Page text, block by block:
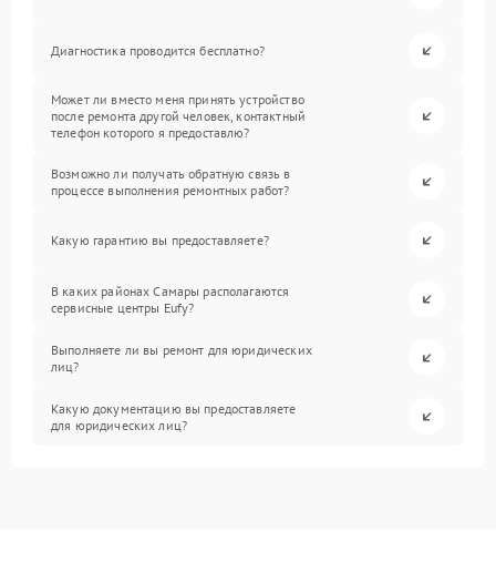
Диагностика проводится бесплатно?
Может ли вместо меня принять устройство
после ремонта другой человек, контактный
телефон которого я предоставлю?
Возможно ли получать обратную связь в
процессе выполнения ремонтных работ?
Какую гарантию вы предоставляете?
В каких районах Самары располагаются
сервисные центры Eufy?
Выполняете ли вы ремонт для юридических
лиц?
Какую документацию вы предоставляете
для юридических лиц?